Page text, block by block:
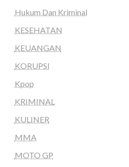
Hukum Dan Kriminal
KESEHATAN
KEUANGAN
KORUPSI
Kpop
KRIMINAL
KULINER
MMA
MOTO GP